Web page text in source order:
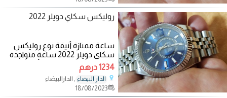
روليكس سكاي دويلر 2022
ساعة ممتازة أنيقة نوع روليكس
سكاي دويلر 2022 ساعة متواجدة
عندي للبيع لمن يهمه الأمر يتواصل
على
1234 درهم
الدار البيضاء , الدارالبيضاء
18/08/2023